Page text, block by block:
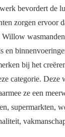
bevordert de
zorgen ervoor
en
bij het
categorie.
ze een
supermarkten,